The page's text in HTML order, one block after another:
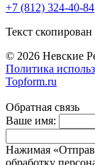
+7 (812) 324-40-84
Текст скопирован
© 2026 Невские
Политика
Topform.ru
Обратная связь
Ваше имя:
Нажимая
обработку